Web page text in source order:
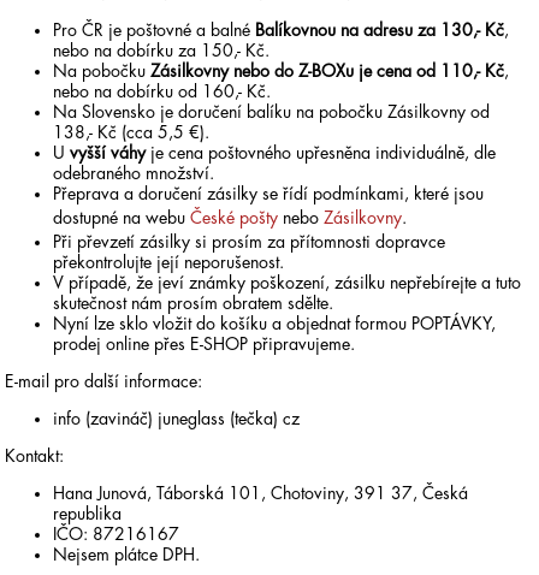
Pro ČR je poštovné a balné Balíkovnou na adresu za 130,- Kč,
nebo na dobírku za 150,- Kč.
Na pobočkuZásilkovny nebo do Z-BOXu je cena od 110,- Kč,
nebo na dobírku od 160,- Kč.
Na Slovensko je doručení balíku na pobočku Zásilkovny od
138,- Kč (cca 5,5 €).
Uvyšší váhyje cena poštovného upřesněna individuálně, dle
odebraného množství.
Přeprava a doručení zásilky se řídí podmínkami, které jsou
dostupné na webuČeské pošty nebo Zásilkovny.
Při převzetí zásilky si prosím za přítomnosti dopravce
překontrolujte její neporušenost.
V případě, že jeví známky poškození, zásilku nepřebírejte a tuto
skutečnost nám prosím obratem sdělte.
Nyní lze sklo vložit do košíku a objednat formou POPTÁVKY,
prodej online přes E-SHOP připravujeme.
E-mail pro další informace:
info (zavináč) juneglass (tečka) cz
Kontakt:
Hana Junová, Táborská 101, Chotoviny, 391 37, Česká
republika
IČO: 87216167
Nejsem plátce DPH.